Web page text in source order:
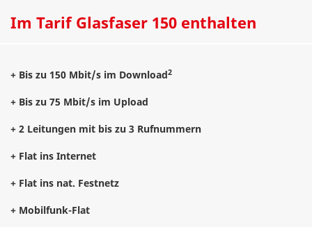
Im Tarif Glasfaser 150 enthalten
+ Bis zu 150 Mbit/s im Download2
+ Bis zu 75 Mbit/s im Upload
+ 2 Leitungen mit bis zu 3 Rufnummern
+ Flat ins Internet
+ Flat ins nat. Festnetz
+ Mobilfunk-Flat